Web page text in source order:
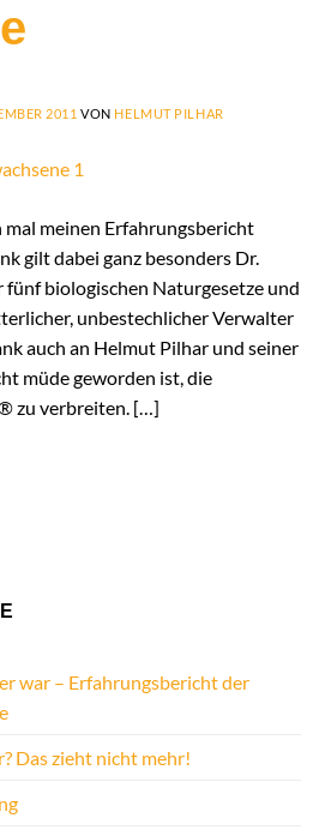
2011 VON HELMUT PILHAR
mal meinen Erfahrungsbericht
gilt dabei ganz besonders Dr.
fünf biologischen Naturgesetze und
unbestechlicher Verwalter
auch an Helmut Pilhar und seiner
müde geworden ist, die
zu verbreiten. […]
war – Erfahrungsbericht der
Das zieht nicht mehr!